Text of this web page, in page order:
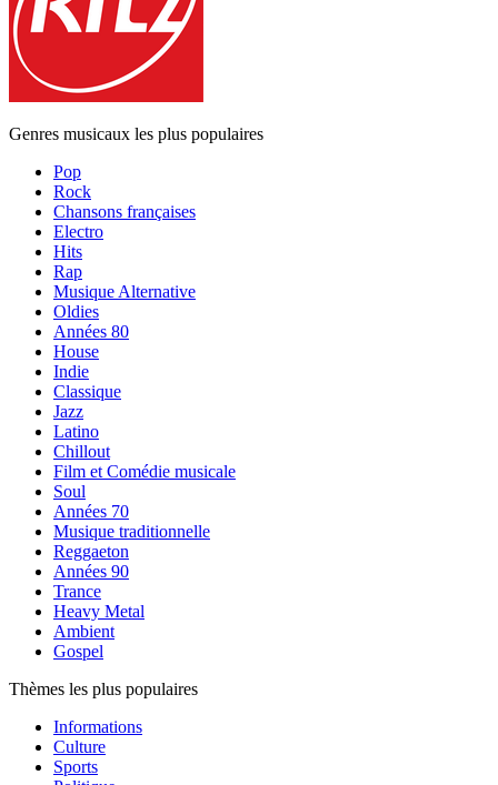
Genres musicaux les plus populaires
Pop
Rock
Chansons françaises
Electro
Hits
Rap
Musique Alternative
Oldies
Années 80
House
Indie
Classique
Jazz
Latino
Chillout
Film et Comédie musicale
Soul
Années 70
Musique traditionnelle
Reggaeton
Années 90
Trance
Heavy Metal
Ambient
Gospel
Thèmes les plus populaires
Informations
Culture
Sports